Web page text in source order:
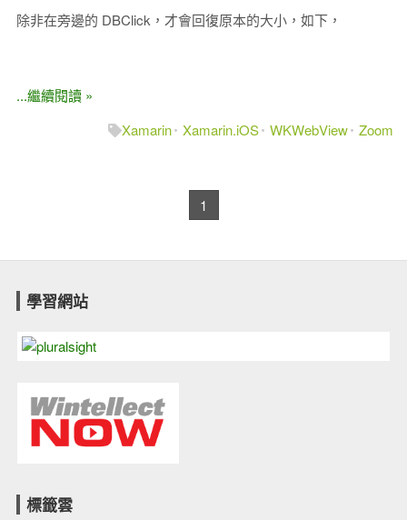
除非在旁邊的 DBClick，才會回復原本的大小，如下，
...繼續閱讀 »
Xamarin Xamarin.iOS WKWebView Zoom
1
學習網站
標籤雲